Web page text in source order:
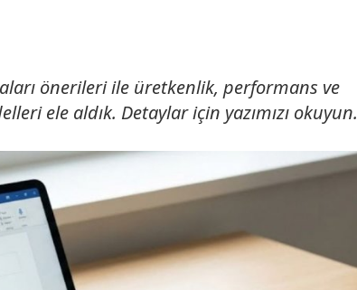
önerileri ile üretkenlik, performans ve
ele aldık. Detaylar için yazımızı okuyun.